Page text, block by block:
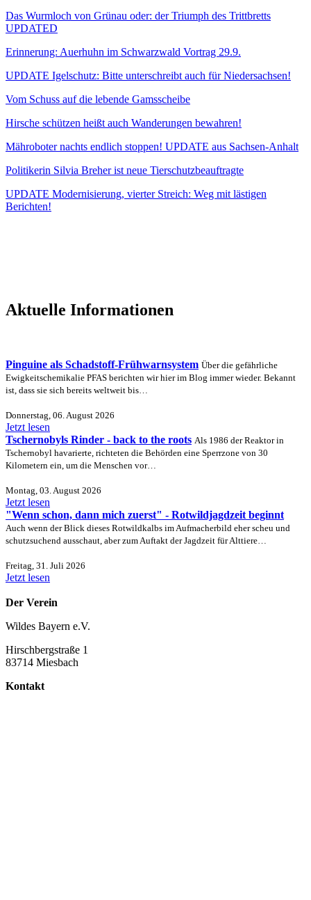
Das Wurmloch von Grünau oder: der Triumph des Trittbretts
UPDATED
Erinnerung: Auerhuhn im Schwarzwald Vortrag 29.9.
UPDATE Igelschutz: Bitte unterschreibt auch für Niedersachsen!
Vom Schuss auf die lebende Gamsscheibe
Hirsche schützen heißt auch Wanderungen bewahren!
Mähroboter nachts endlich stoppen! UPDATE aus Sachsen-Anhalt
Politikerin Silvia Breher ist neue Tierschutzbeauftragte
UPDATE Modernisierung, vierter Streich: Weg mit lästigen
Berichten!
Aktuelle Informationen
Pinguine als Schadstoff-Frühwarnsystem Über die gefährliche
Ewigkeitschemikalie PFAS berichten wir hier im Blog immer wieder. Bekannt
ist, dass sie sich bereits weltweit bis…
Donnerstag, 06. August 2026
Jetzt lesen
Tschernobyls Rinder - back to the roots Als 1986 der Reaktor in
Tschernobyl havarierte, richteten die Behörden eine Sperrzone von 30
Kilometern ein, um die Menschen vor…
Montag, 03. August 2026
Jetzt lesen
"Wenn schon, dann mich zuerst" - Rotwildjagdzeit beginnt
Auch wenn der Blick dieses Rotwildkalbs im Aufmacherbild eher scheu und
schutzsuchend ausschaut, aber zum Auftakt der Jagdzeit für Alttiere…
Freitag, 31. Juli 2026
Jetzt lesen
Der Verein
Wildes Bayern e.V.
Hirschbergstraße 1
83714 Miesbach
Kontakt